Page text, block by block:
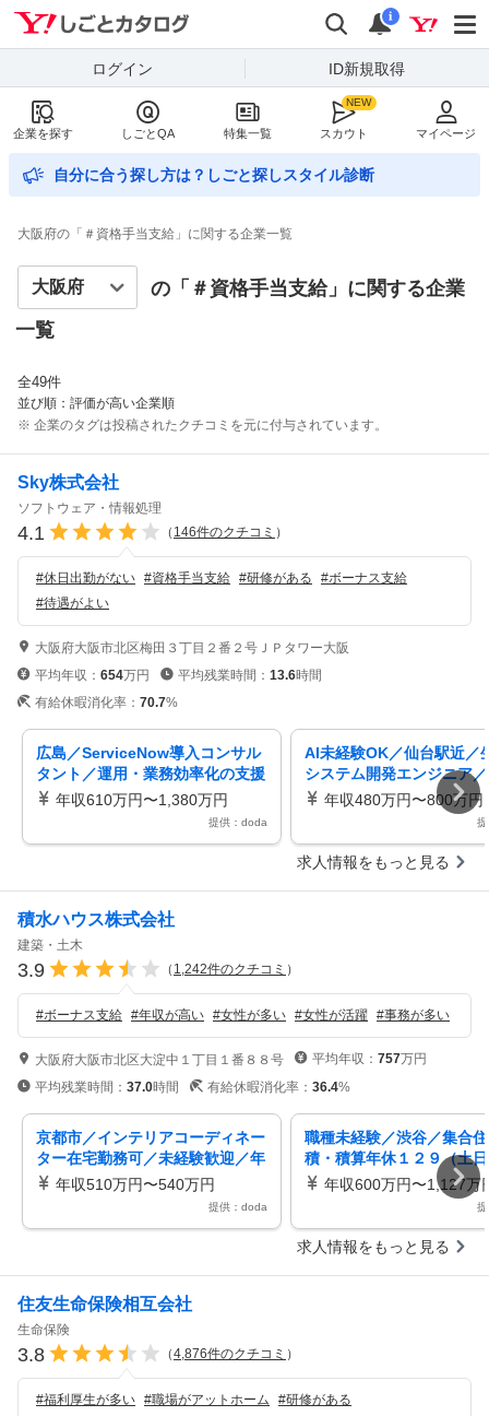
Yahoo!しごとカタログ
検索
通知
i
ログイン ID新規取得
企業を探す しごとQA 特集一覧 スカウト マイページ
自分に合う探し方は？しごと探しスタイル診断
大阪府の「＃資格手当支給」に関する企業一覧
の「＃ 資格手当支給」に関する企業
一覧
全49件
並び順：評価が高い企業順
※ 企業のタグは投稿されたクチコミを元に付与されています。
Sky株式会社
ソフトウェア・情報処理
4.1 （ 146件のクチコミ ）
#休日出勤がない #資格手当支給 #研修がある #ボーナス支給
#待遇がよい
大阪府大阪市北区梅田３丁目２番２号ＪＰタワー大阪
平均年収： 654万円 平均残業時間： 13.6時間
有給休暇消化率： 70.7%
広島／ServiceNow導入コンサル
タント／運用・業務効率化の支援
CMでおなじみＳｋｙ社
年収610万円〜1,380万円
提供：doda
AI未経験OK／仙台駅近／
システム開発エンジニア
開発プライム9割以上住宅
年収480万円〜800万円
求人情報をもっと見る
積水ハウス株式会社
建築・土木
3.9 （ 1,242件のクチコミ ）
#ボーナス支給 #年収が高い #女性が多い #女性が活躍 #事務が多い
大阪府大阪市北区大淀中１丁目１番８８号 平均年収： 757万円
平均残業時間： 37.0時間 有給休暇消化率： 36.4%
京都市／インテリアコーディネー
ター在宅勤務可／未経験歓迎／年
休１２９日／残業１０ｈ／福利厚
年収510万円〜540万円
提供：doda
職種未経験／渋谷／集合
積・積算年休１２９（土
残業３０ｈ以下／累積建
年収600万円〜1,127万
求人情報をもっと見る
住友生命保険相互会社
生命保険
3.8 （4,876件のクチコミ ）
#福利厚生が多い #職場がアットホーム #研修がある